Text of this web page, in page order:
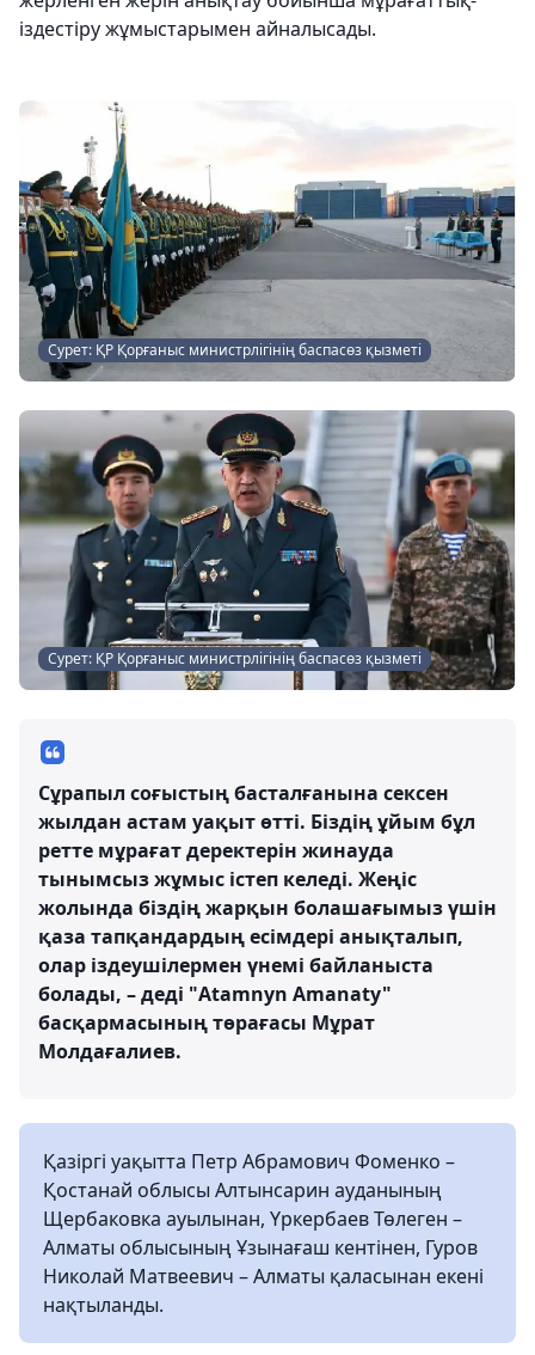
іздестіру жұмыстарымен айналысады.
Сурет: ҚР Қорғаныс министрлігінің баспасөз қызметі
Сурет: ҚР Қорғаныс министрлігінің баспасөз қызметі
Сұрапыл соғыстың басталғанына сексен
жылдан астам уақыт өтті. Біздің ұйым бұл
ретте мұрағат деректерін жинауда
тынымсыз жұмыс істеп келеді. Жеңіс
жолында біздің жарқын болашағымыз үшін
қаза тапқандардың есімдері анықталып,
олар іздеушілермен үнемі байланыста
болады, – деді "Atamnyn Amanaty"
басқармасының төрағасы Мұрат
Молдағалиев.
Қазіргі уақытта Петр Абрамович Фоменко –
Қостанай облысы Алтынсарин ауданының
Щербаковка ауылынан, Үркербаев Төлеген –
Алматы облысының Ұзынағаш кентінен, Гуров
Николай Матвеевич – Алматы қаласынан екені
нақтыланды.